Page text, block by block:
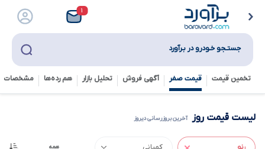
۱
جستـجو خـودرو در بـرآورد
تخمین قیمت قیمت صفر آگهی فروش تحلیل بازار هم رده‌ها‌ مشخصات
لیست قیمت روز آخرین بروزرسانی دیروز